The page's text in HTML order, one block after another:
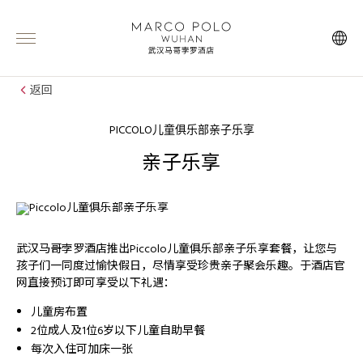
返回
PICCOLO儿童俱乐部亲子乐享
亲子乐享
武汉马哥孛罗酒店推出Piccolo儿童俱乐部亲子乐享套餐，让您与
孩子们一同度过愉快假日，尽情享受珍贵亲子聚会乐趣。于酒店官
网直接预订即可享受以下礼遇：
儿童房布置
2位成人及1位6岁以下儿童自助早餐
每次入住可加床一张